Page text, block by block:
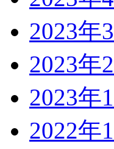
2023年
2023年
2023年
2022年